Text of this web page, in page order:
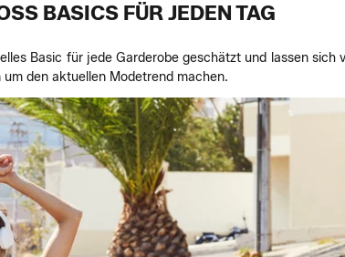
BASICS FÜR JEDEN TAG
Basic für jede Garderobe geschätzt und lassen sich
den aktuellen Modetrend machen.